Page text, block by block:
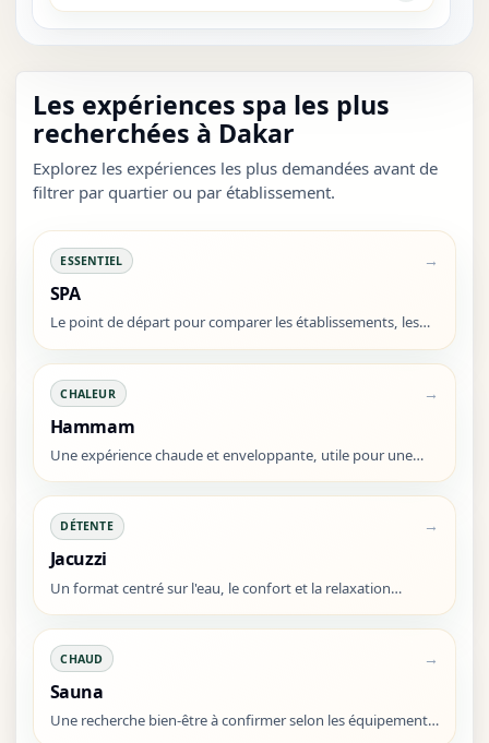
Les expériences spa les plus
recherchées à Dakar
Explorez les expériences les plus demandées avant de
filtrer par quartier ou par établissement.
ESSENTIEL →
SPA
Le point de départ pour comparer les établissements, les
CHALEUR →
Hammam
Une expérience chaude et enveloppante, utile pour une
détente profonde.
DÉTENTE →
Jacuzzi
Un format centré sur l'eau, le confort et la relaxation
CHAUD →
Sauna
Une recherche bien-être à confirmer selon les équipements